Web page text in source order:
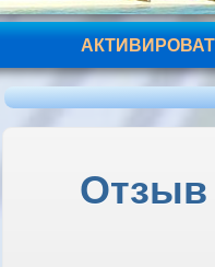
Отзыв